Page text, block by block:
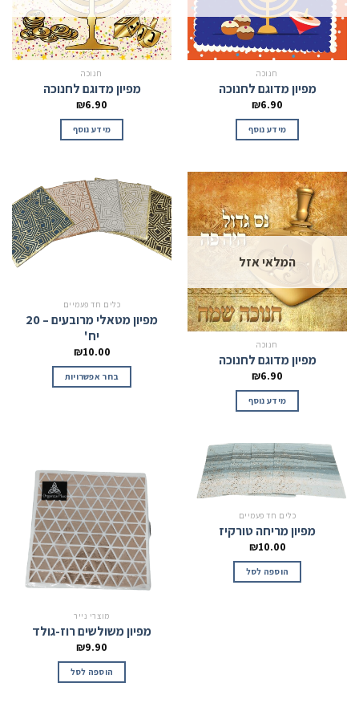
חנוכה
מפיון מדוגם לחנוכה
₪6.90
מידע נוסף
חנוכה
מפיון מדוגם לחנוכה
₪6.90
מידע נוסף
המלאי אזל
חנוכה
מפיון מדוגם לחנוכה
₪6.90
מידע נוסף
כלים חד פעמיים
מפיון מטאלי מרובעים – 20
יח'
₪10.00
בחר אפשרויות
כלים חד פעמיים
מפיון מריחה טורקיז
₪10.00
הוספה לסל
מוצרי נייר
מפיון משולשים רוז-גולד
₪9.90
הוספה לסל